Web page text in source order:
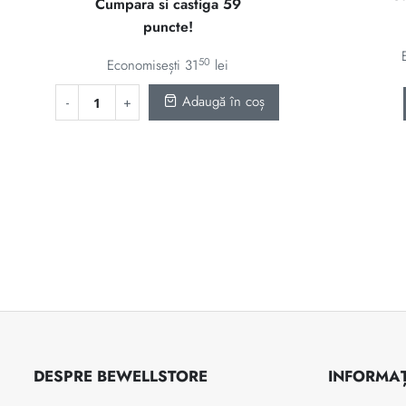
a
fost:
90 lei.
este:
Cumpara si castiga 59
puncte!
Economisești 3150 lei
Adaugă în coș
DESPRE BEWELLSTORE